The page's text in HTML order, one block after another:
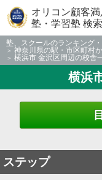
オリコン顧客
塾・学習塾 検索
塾、スクールのランキング
神奈川県の駅・市区町村
横浜市 金沢区周辺の校舎
横浜
ステップ